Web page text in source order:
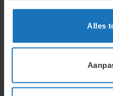
Alles
mei of juni. Bij
vakantiebijslag direct